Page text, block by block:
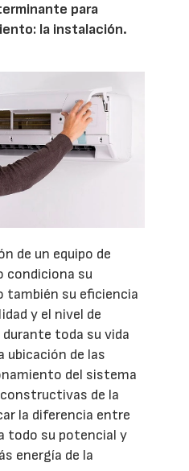
para
la instalación.
de un equipo de
condiciona su
su eficiencia
y el nivel de
toda su vida
ubicación de las
del sistema
de la
la diferencia entre
todo su potencial y
energía de la